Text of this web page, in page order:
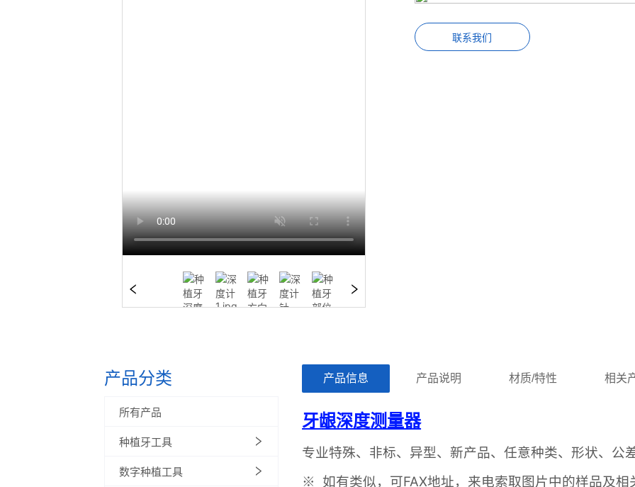
联系我们
产品分类
所有产品
种植牙工具
数字种植工具
ㅤㅤ产品信息ㅤㅤ ㅤㅤ产品说明ㅤㅤ ㅤㅤ材质/特性ㅤㅤ ㅤㅤ相关